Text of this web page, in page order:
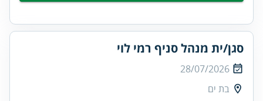
סגן/ית מנהל סניף רמי לוי
28/07/2026
בת ים